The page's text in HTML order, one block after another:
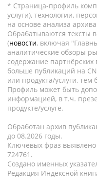
* Страница-профиль
услуги), технологии,
на основе анализа
Обрабатываются тексты
(новости, включая
аналитические обзоры
содержание партнёрских
больше публикаций на
или продукта/услуги,
Профиль может быть
информацией, в т.ч.
продукте/услуге.
Обработан архив
до 08.2026 годы.
Ключевых фраз выявлено
724761.
Создано именных
Редакция Индексной